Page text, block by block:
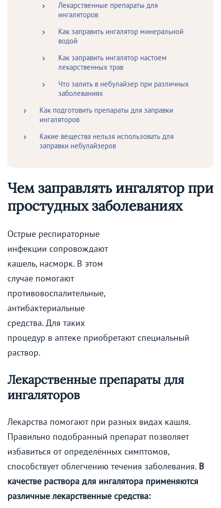
Лекарственные препараты для
ингаляторов
Как заправить ингалятор минеральной
водой
Как заправить ингалятор настоем
лекарственных трав
Что залить в небулайзер при различных
заболеваниях
Как подготовить препараты для заправки
ингаляторов
Какие вещества нельзя использовать для
заправки небулайзеров
Чем заправлять ингалятор при
простудных заболеваниях
Острые респираторные
инфекции сопровождают
кашель, насморк. В этом
случае помогают
противовоспалительные,
антибактериальные
средства. Для таких
процедур в аптеке приобретают специальный
раствор.
Лекарственные препараты для
ингаляторов
Лекарства помогают при разных видах кашля.
Правильно подобранный препарат позволяет
избавиться от определённых симптомов,
способствует облегчению течения заболевания. В
качестве раствора для ингалятора применяются
различные лекарственные средства: